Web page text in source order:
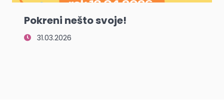
Pokreni nešto svoje!
31.03.2026